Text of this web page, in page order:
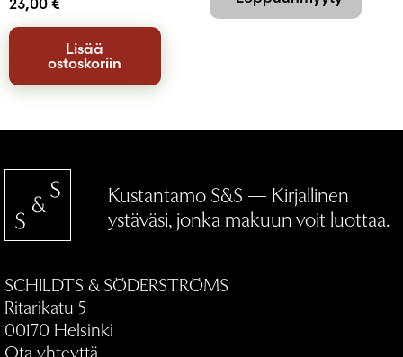
Lisää
ostoskoriin
Kustantamo S&S — Kirjallinen
ystäväsi, jonka makuun voit luottaa.
SCHILDTS & SÖDERSTRÖMS
Ritarikatu 5
00170 Helsinki
Ota yhteyttä